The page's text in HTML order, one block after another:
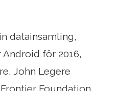
datainsamling,
för 2016,
John Legere
Foundation